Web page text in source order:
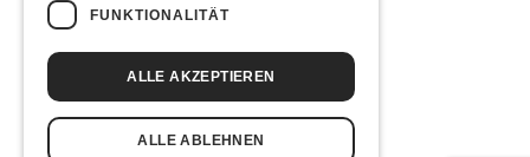
Links & Partner
Facebook-Event
Guilt Trip
Sorcerer
Soulprison
FUNKTIONALITÄT
ALLE AKZEPTIEREN
ALLE ABLEHNEN